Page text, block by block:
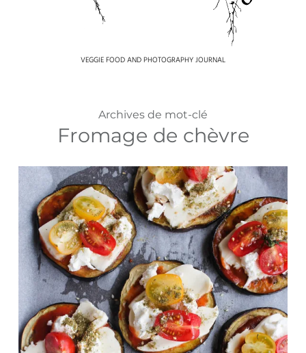
VEGGIE FOOD AND PHOTOGRAPHY JOURNAL
Archives de mot-clé
Fromage de chèvre